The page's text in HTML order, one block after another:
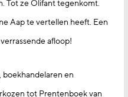
Tot ze Olifant tegenkomt.
Aap te vertellen heeft. Een
afloop!
boekhandelaren en
tot Prentenboek van